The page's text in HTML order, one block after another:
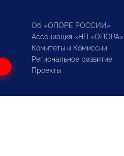
Об «ОПОРЕ РОССИИ»
Ассоциация «НП «ОПОРА»
Комитеты и Комиссии
Региональное развитие
Проекты